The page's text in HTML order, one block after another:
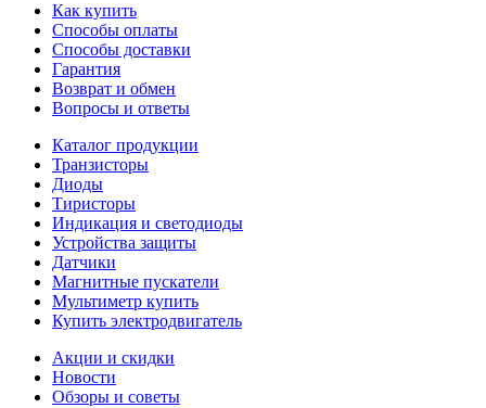
Как купить
Способы оплаты
Способы доставки
Гарантия
Возврат и обмен
Вопросы и ответы
Каталог продукции
Транзисторы
Диоды
Тиристоры
Индикация и светодиоды
Устройства защиты
Датчики
Магнитные пускатели
Мультиметр купить
Купить электродвигатель
Акции и скидки
Новости
Обзоры и советы